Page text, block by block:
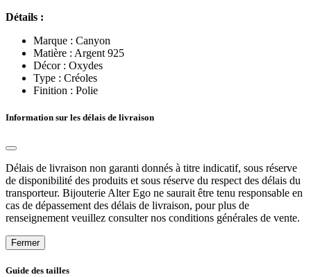
Détails :
Marque : Canyon
Matière : Argent 925
Décor : Oxydes
Type : Créoles
Finition : Polie
Information sur les délais de livraison
Délais de livraison non garanti donnés à titre indicatif, sous réserve
de disponibilité des produits et sous réserve du respect des délais du
transporteur. Bijouterie Alter Ego ne saurait être tenu responsable en
cas de dépassement des délais de livraison, pour plus de
renseignement veuillez consulter nos conditions générales de vente.
Fermer
Guide des tailles